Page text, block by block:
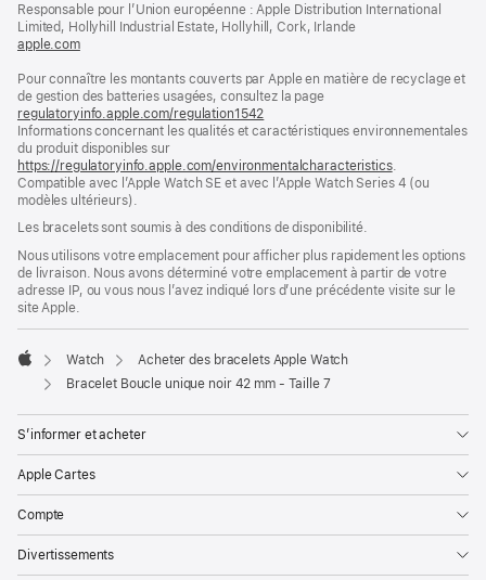
fenêtre)
Responsable pour l’Union européenne : Apple Distribution International
Limited, Hollyhill Industrial Estate, Hollyhill, Cork, Irlande
apple.com(s’ouvre
une
nouvelle
fenêtre)
Pour connaître les montants couverts par Apple en matière de recyclage et
de gestion des batteries usagées, consultez la page
regulatoryinfo.apple.com/regulation1542
dans
nouvelle
fenêtre)
Informations concernant les qualités et caractéristiques environnementales
du produit disponibles sur
https://regulatoryinfo.apple.com/environmentalcharacteristics.
Compatible avec l’Apple Watch SE et avec l’Apple Watch Series 4 (ou
modèles ultérieurs).
Les bracelets sont soumis à des conditions de disponibilité.
Nous utilisons votre emplacement pour afficher plus rapidement les options
de livraison. Nous avons déterminé votre emplacement à partir de votre
adresse IP, ou vous nous l’avez indiqué lors d’une précédente visite sur le
site Apple.
Apple
Watch
Acheter des bracelets Apple Watch
Bracelet Boucle unique noir 42 mm - Taille 7
S’informer et acheter
Apple Cartes
Compte
Divertissements